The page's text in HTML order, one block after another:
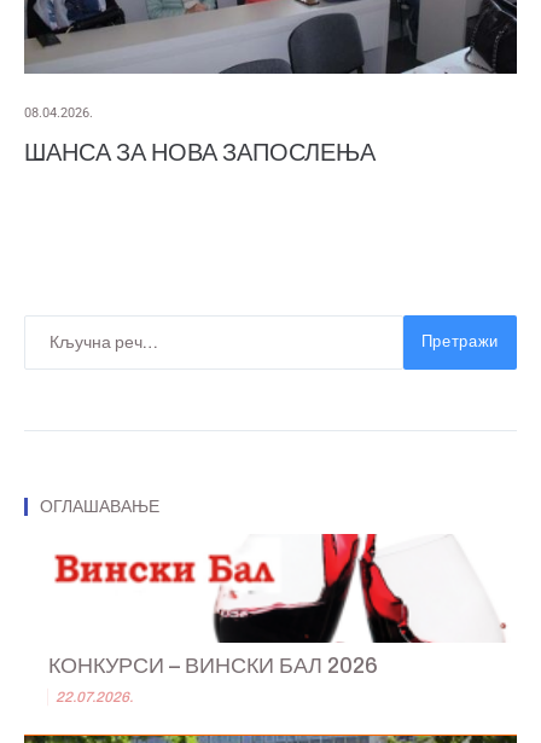
08.04.2026.
ШАНСА ЗА НОВА ЗАПОСЛЕЊА
Претражи
ОГЛАШАВАЊЕ
КОНКУРСИ – ВИНСКИ БАЛ 2026
22.07.2026.